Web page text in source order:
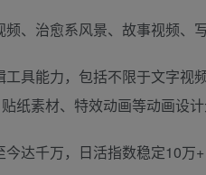
、治愈系风景、故事视频、
具能力，包括不限于文字
纸素材、特效动画等动画设
达千万，日活指数稳定10万